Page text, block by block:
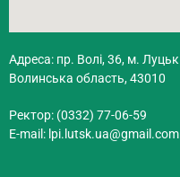
Адреса: пр. Волі, 36, м. Луцьк
Волинська область, 43010
Ректор: (0332) 77-06-59
E-mail: lpi.lutsk.ua@gmail.com